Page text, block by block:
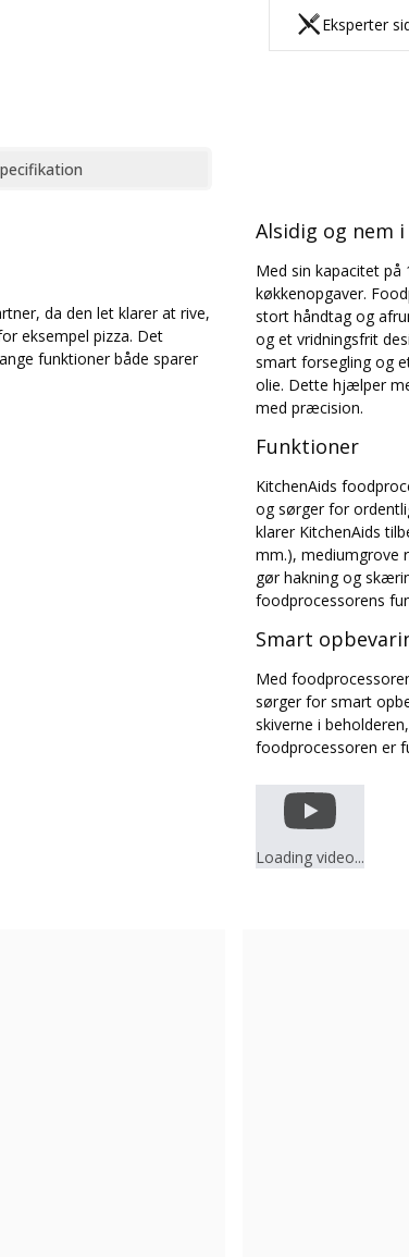
Eksperter
da den let klarer at rive,
eksempel pizza. Det
funktioner både sparer
Alsidig og nem
Med sin kapacitet på
køkkenopgaver.
stort håndtag og
og et vridningsfrit
smart forsegling og
olie. Dette hjælper
med præcision.
Funktioner
KitchenAids
og sørger for
klarer KitchenAids
mm.), mediumgrove
gør hakning og
foodprocessorens
Smart
Med
sørger for smart
skiverne i
foodprocessoren er
Loading video...